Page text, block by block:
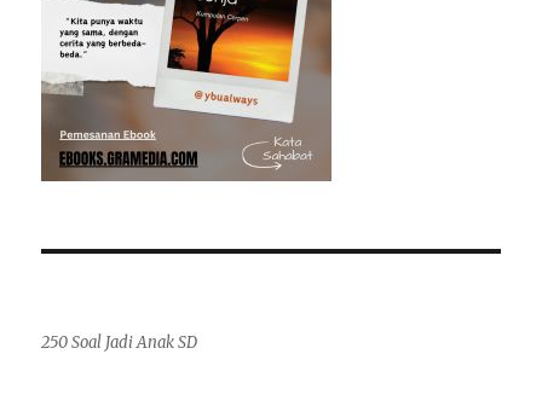
250 Soal Jadi Anak SD